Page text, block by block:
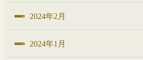
2024年2月
2024年1月